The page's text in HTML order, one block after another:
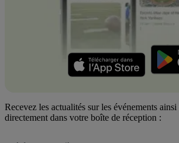
Recevez les actualités sur les événements
directement dans votre boîte de réception :